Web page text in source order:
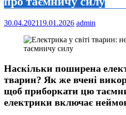
30.04.202119.01.2026 admin
Наскільки поширена
тварин? Як же вчені
щоб приборкати цю
електрики включає